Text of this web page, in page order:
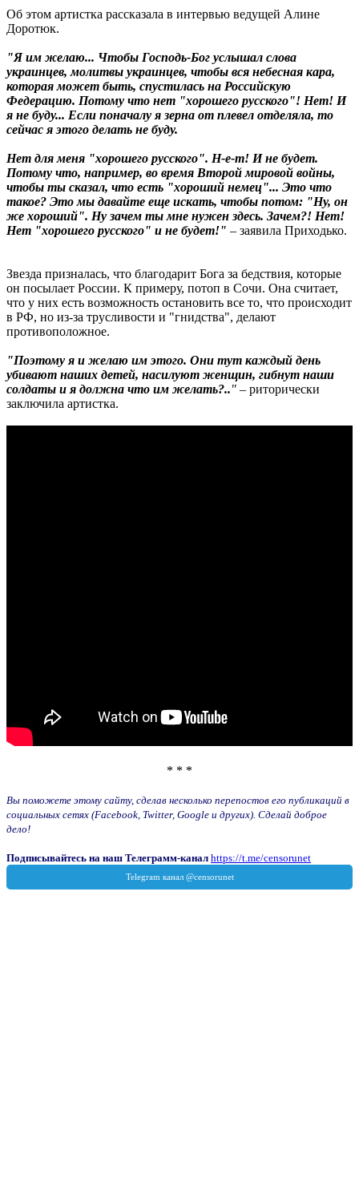
Об этом артистка рассказала в интервью ведущей Алине
Доротюк.
"Я им желаю... Чтобы Господь-Бог услышал слова
украинцев, молитвы украинцев, чтобы вся небесная кара,
которая может быть, спустилась на Российскую
Федерацию. Потому что нет "хорошего русского"! Нет! И
я не буду... Если поначалу я зерна от плевел отделяла, то
сейчас я этого делать не буду.
Нет для меня "хорошего русского". Н-е-т! И не будет.
Потому что, например, во время Второй мировой войны,
чтобы ты сказал, что есть "хороший немец"... Это что
такое? Это мы давайте еще искать, чтобы потом: "Ну, он
же хороший". Ну зачем ты мне нужен здесь. Зачем?! Нет!
Нет "хорошего русского" и не будет!" – заявила Приходько.
Звезда призналась, что благодарит Бога за бедствия, которые
он посылает России. К примеру, потоп в Сочи. Она считает,
что у них есть возможность остановить все то, что происходит
в РФ, но из-за трусливости и "гнидства", делают
противоположное.
"Поэтому я и желаю им этого. Они тут каждый день
убивают наших детей, насилуют женщин, гибнут наши
солдаты и я должна что им желать?.." – риторически
заключила артистка.
* * *
Вы поможете этому сайту, сделав несколько перепостов его публикаций в
социальных сетях (Facebook, Twitter, Google и других). Сделай доброе
дело!
Подписывайтесь на наш Телеграмм-канал https://t.me/censorunet